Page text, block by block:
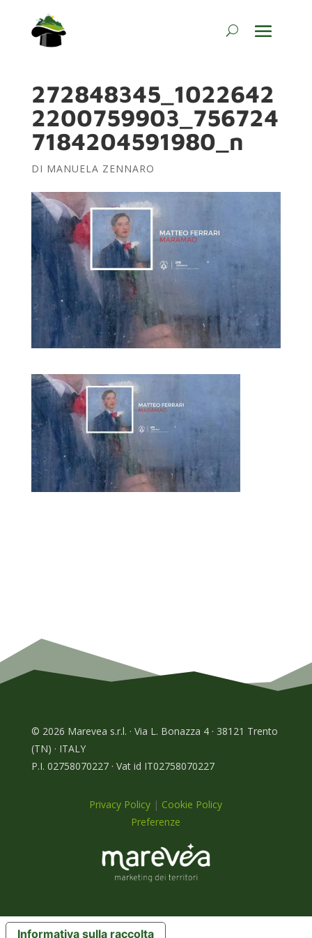
272848345_1022642
2200759903_756724
7184204591980_n
DI MANUELA ZENNARO
© 2026 Marevea s.r.l. · Via L. Bonazza 4 · 38121 Trento
(TN) · ITALY
P.I. 02758070227 · Vat id IT02758070227
Privacy Policy | Cookie Policy
Preferenze
Informativa sulla raccolta